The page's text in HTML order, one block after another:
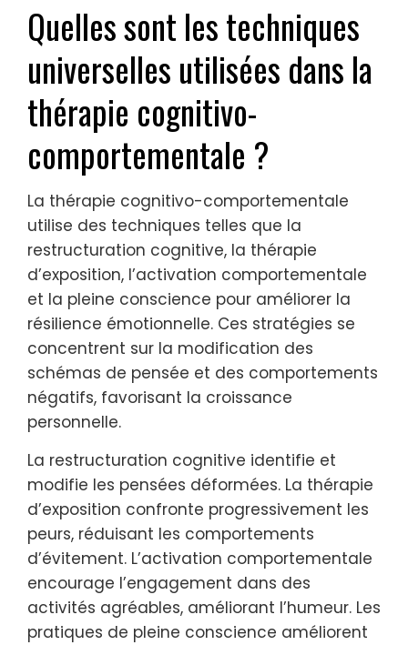
Quelles sont les techniques
universelles utilisées dans la
thérapie cognitivo-
comportementale ?
La thérapie cognitivo-comportementale
utilise des techniques telles que la
restructuration cognitive, la thérapie
d’exposition, l’activation comportementale
et la pleine conscience pour améliorer la
résilience émotionnelle. Ces stratégies se
concentrent sur la modification des
schémas de pensée et des comportements
négatifs, favorisant la croissance
personnelle.
La restructuration cognitive identifie et
modifie les pensées déformées. La thérapie
d’exposition confronte progressivement les
peurs, réduisant les comportements
d’évitement. L’activation comportementale
encourage l’engagement dans des
activités agréables, améliorant l’humeur. Les
pratiques de pleine conscience améliorent